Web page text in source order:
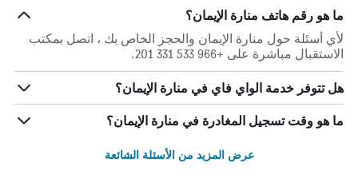
ما هو رقم هاتف منارة الإيمان؟
لأي أسئلة حول منارة الإيمان والحجز الخاص بك ، اتصل بمكتب
الاستقبال مباشرة على +966 533 331 201.
هل تتوفر خدمة الواي فاي في منارة الإيمان؟
ما هو وقت تسجيل المغادرة في منارة الإيمان؟
عرض المزيد من الأسئلة الشائعة